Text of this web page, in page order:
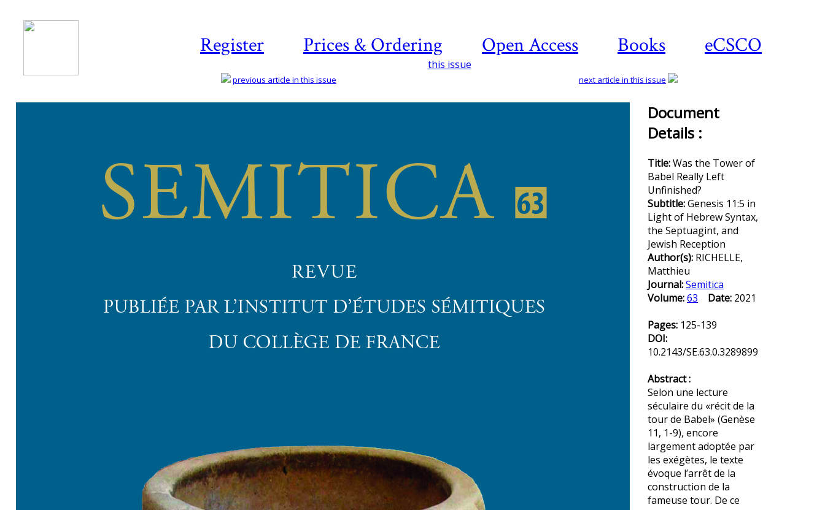
Register Prices & Ordering Open Access Books eCSCO
this issue
previous article in this issue next article in this issue
Document
Details :
Title:Was the Tower of
Babel Really Left
Unfinished?
Subtitle:Genesis 11:5 in
Light of Hebrew Syntax,
the Septuagint, and
Jewish Reception
Author(s): RICHELLE,
Matthieu
Journal:Semitica
Volume:63 Date: 2021
Pages: 125-139
DOI:
10.2143/SE.63.0.3289899
Abstract :
Selon une lecture
séculaire du «récit de la
tour de Babel» (Genèse
11, 1-9), encore
largement adoptée par
les exégètes, le texte
évoque l’arrêt de la
construction de la
fameuse tour. De ce